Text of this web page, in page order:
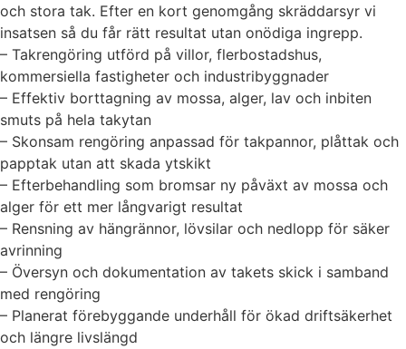
och stora tak. Efter en kort genomgång skräddarsyr vi
insatsen så du får rätt resultat utan onödiga ingrepp.
– Takrengöring utförd på villor, flerbostadshus,
kommersiella fastigheter och industribyggnader
– Effektiv borttagning av mossa, alger, lav och inbiten
smuts på hela takytan
– Skonsam rengöring anpassad för takpannor, plåttak och
papptak utan att skada ytskikt
– Efterbehandling som bromsar ny påväxt av mossa och
alger för ett mer långvarigt resultat
– Rensning av hängrännor, lövsilar och nedlopp för säker
avrinning
– Översyn och dokumentation av takets skick i samband
med rengöring
– Planerat förebyggande underhåll för ökad driftsäkerhet
och längre livslängd